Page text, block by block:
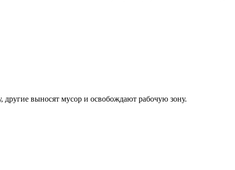
другие выносят мусор и освобождают рабочую зону.